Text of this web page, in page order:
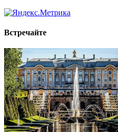
Встречайте